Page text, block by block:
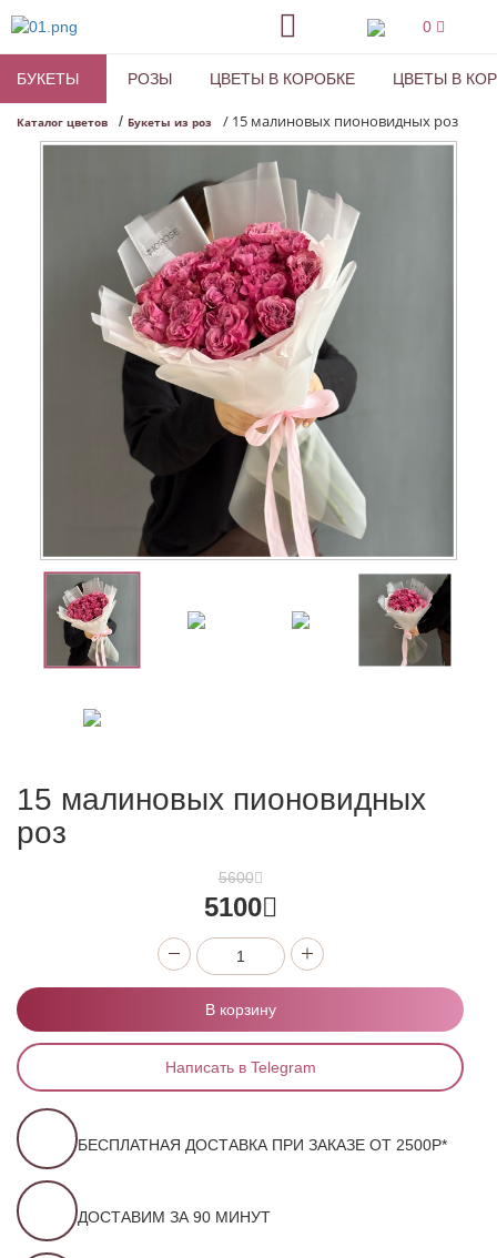
0
БУКЕТЫ РОЗЫ ЦВЕТЫ В КОРОБКЕ ЦВЕТЫ В
Каталог цветов / Букеты из роз / 15 малиновых пионовидных роз
15 малиновых пионовидных
роз
5600
5100
В корзину
Написать в Telegram
БЕСПЛАТНАЯ ДОСТАВКА ПРИ ЗАКАЗЕ ОТ 2500Р*
ДОСТАВИМ ЗА 90 МИНУТ